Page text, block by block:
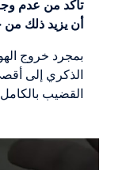
تأكد من عدم
أن يزيد ذلك من
بمجرد خروج
الذكري إلى
القضيب